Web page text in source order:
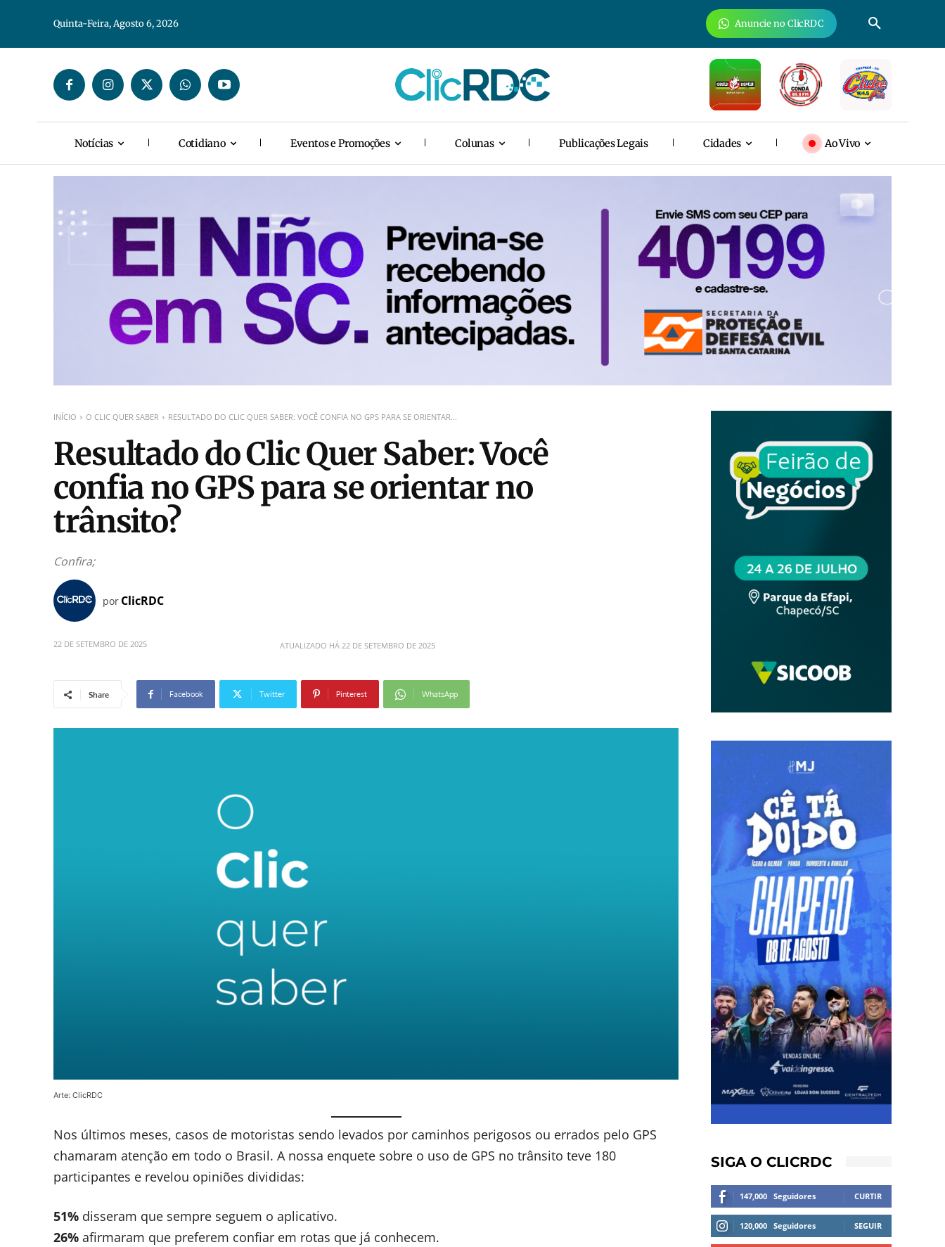
Quinta-Feira, Agosto 6, 2026 Anuncie no ClicRDC
Notícias Cotidiano Eventos e Promoções Colunas Publicações Legais Cidades Ao Vivo
INÍCIO O CLIC QUER SABER RESULTADO DO CLIC QUER SABER: VOCÊ CONFIA NO GPS PARA SE ORIENTAR...
Resultado do Clic Quer Saber: Você
confia no GPS para se orientar no
trânsito?
Confira;
por ClicRDC
22 DE SETEMBRO DE 2025 ATUALIZADO HÁ 22 DE SETEMBRO DE 2025
Share Facebook Twitter Pinterest WhatsApp
Arte: ClicRDC
Nos últimos meses, casos de motoristas sendo levados por caminhos perigosos ou errados pelo GPS
chamaram atenção em todo o Brasil. A nossa enquete sobre o uso de GPS no trânsito teve 180
participantes e revelou opiniões divididas:
51% disseram que sempre seguem o aplicativo.
26% afirmaram que preferem confiar em rotas que já conhecem.
SIGA O CLICRDC
147,000 Seguidores CURTIR
120,000 Seguidores SEGUIR